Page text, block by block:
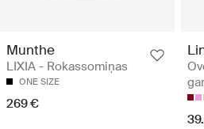
Munthe
LIXIA - Rokassomiņas
ONE SIZE
269 €